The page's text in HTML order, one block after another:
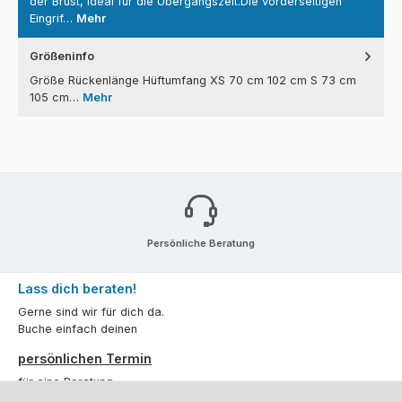
Eingrif… Mehr
Größeninfo
Größe Rückenlänge Hüftumfang XS 70 cm 102 cm S 73 cm
105 cm… Mehr
Persönliche Beratung
Lass dich beraten!
Gerne sind wir für dich da.
Buche einfach deinen
persönlichen Termin
für eine Beratung.